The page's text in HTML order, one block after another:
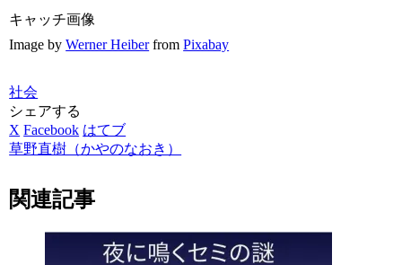
キャッチ画像
Image byWerner HeiberfromPixabay
社会
シェアする
X Facebook はてブ
草野直樹（かやのなおき）
関連記事